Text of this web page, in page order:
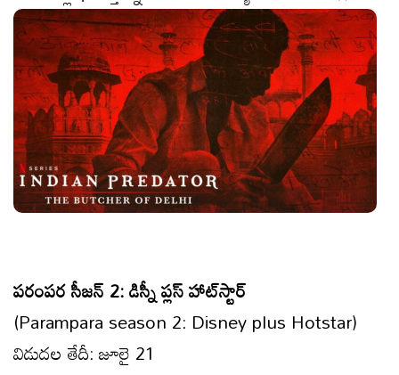
పరంపర సీజన్ 2: డిస్నీ ప్లస్ హాట్‌స్టార్
(Parampara season 2: Disney plus Hotstar)
విడుదల తేదీ: జూలై 21